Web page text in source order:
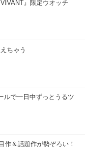
』限定ウオッチ
ちゃう
ルで一日中ずっとうるツ
作＆話題作が勢ぞろい！